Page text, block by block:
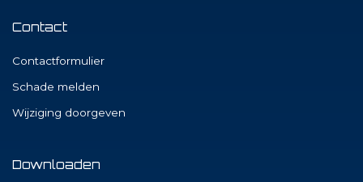
Contact
Contactformulier
Schade melden
Wijziging doorgeven
Downloaden